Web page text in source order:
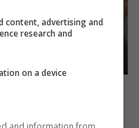
unui zbor.
nu a mai
content, advertising and
research and
on a device